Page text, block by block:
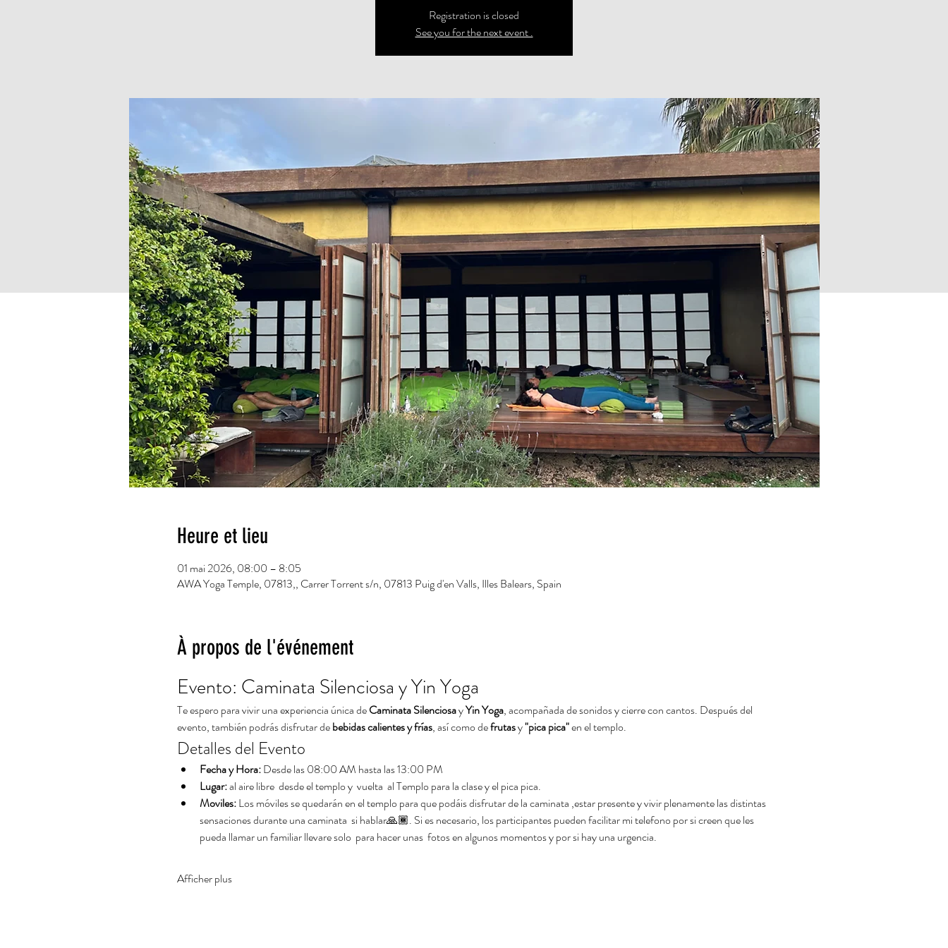
Registration is closed
See you for the next event .
Heure et lieu
01 mai 2026, 08:00 – 8:05
AWA Yoga Temple, 07813,, Carrer Torrent s/n, 07813 Puig d'en Valls, Illes Balears, Spain
À propos de l'événement
Evento: Caminata Silenciosa y Yin Yoga
Te espero para vivir una experiencia única de Caminata Silenciosa y Yin Yoga, acompañada de sonidos y cierre con cantos. Después del
evento, también podrás disfrutar de bebidas calientes y frías, así como de frutas y "pica pica" en el templo.
Detalles del Evento
Fecha y Hora: Desde las 08:00 AM hasta las 13:00 PM
Lugar: al aire libre  desde el templo y  vuelta  al Templo para la clase y el pica pica.
Moviles: Los móviles se quedarán en el templo para que podáis disfrutar de la caminata ,estar presente y vivir plenamente las distintas
sensaciones durante una caminata  si hablar🙏🏾. Si es necesario, los participantes pueden facilitar mi telefono por si creen que les
pueda llamar un familiar llevare solo  para hacer unas  fotos en algunos momentos y por si hay una urgencia.
Afficher plus